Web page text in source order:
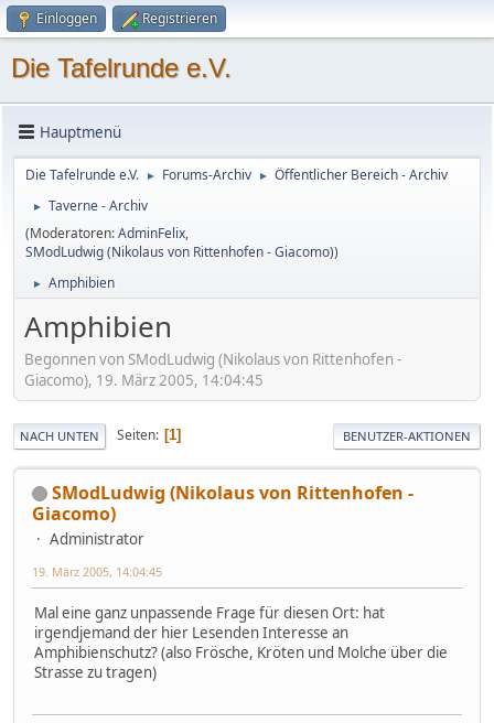
Einloggen Registrieren
Die Tafelrunde e.V.
Hauptmenü
Die Tafelrunde e.V. ► Forums-Archiv ► Öffentlicher Bereich - Archiv
►
Taverne - Archiv
(Moderatoren:AdminFelix,
SModLudwig (Nikolaus von Rittenhofen - Giacomo))
► Amphibien
Amphibien
Begonnen von SModLudwig (Nikolaus von Rittenhofen -
Giacomo), 19. März 2005, 14:04:45
NACH UNTEN Seiten 1 BENUTZER-AKTIONEN
SModLudwig (Nikolaus von Rittenhofen -
Giacomo)
Administrator
19. März 2005, 14:04:45
Mal eine ganz unpassende Frage für diesen Ort: hat
irgendjemand der hier Lesenden Interesse an
Amphibienschutz? (also Frösche, Kröten und Molche über die
Strasse zu tragen)